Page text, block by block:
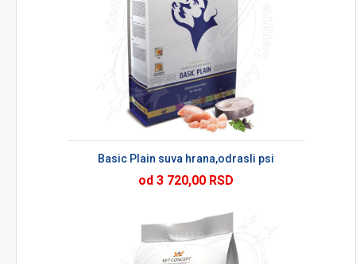
Basic Plain suva hrana,odrasli psi
od 3 720,00 RSD